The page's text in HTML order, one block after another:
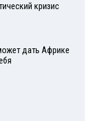
кризис
дать Африке